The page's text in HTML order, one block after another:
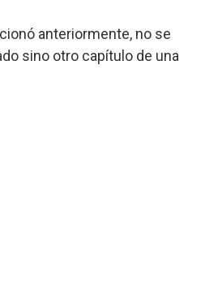
anteriormente, no se
sino otro capítulo de una